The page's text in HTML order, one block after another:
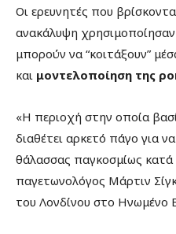
Οι ερευνητές που
ανακάλυψη χρησιμοποίησαν
μπορούν να “κοιτάξουν”
και μοντελοποίηση της
«Η περιοχή στην οποία
διαθέτει αρκετό πάγο για
θάλασσας παγκοσμίως κατά
παγετωνολόγος Μάρτιν
του Λονδίνου στο Ηνωμένο